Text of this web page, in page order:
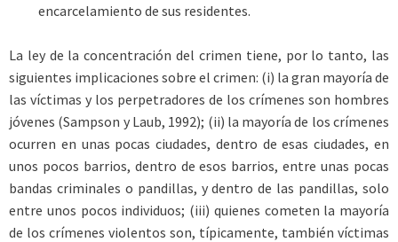
encarcelamiento de sus residentes.
La ley de la concentración del crimen tiene, por lo tanto, las
siguientes implicaciones sobre el crimen: (i) la gran mayoría de
las víctimas y los perpetradores de los crímenes son hombres
jóvenes (Sampson y Laub, 1992); (ii) la mayoría de los crímenes
ocurren en unas pocas ciudades, dentro de esas ciudades, en
unos pocos barrios, dentro de esos barrios, entre unas pocas
bandas criminales o pandillas, y dentro de las pandillas, solo
entre unos pocos individuos; (iii) quienes cometen la mayoría
de los crímenes violentos son, típicamente, también víctimas